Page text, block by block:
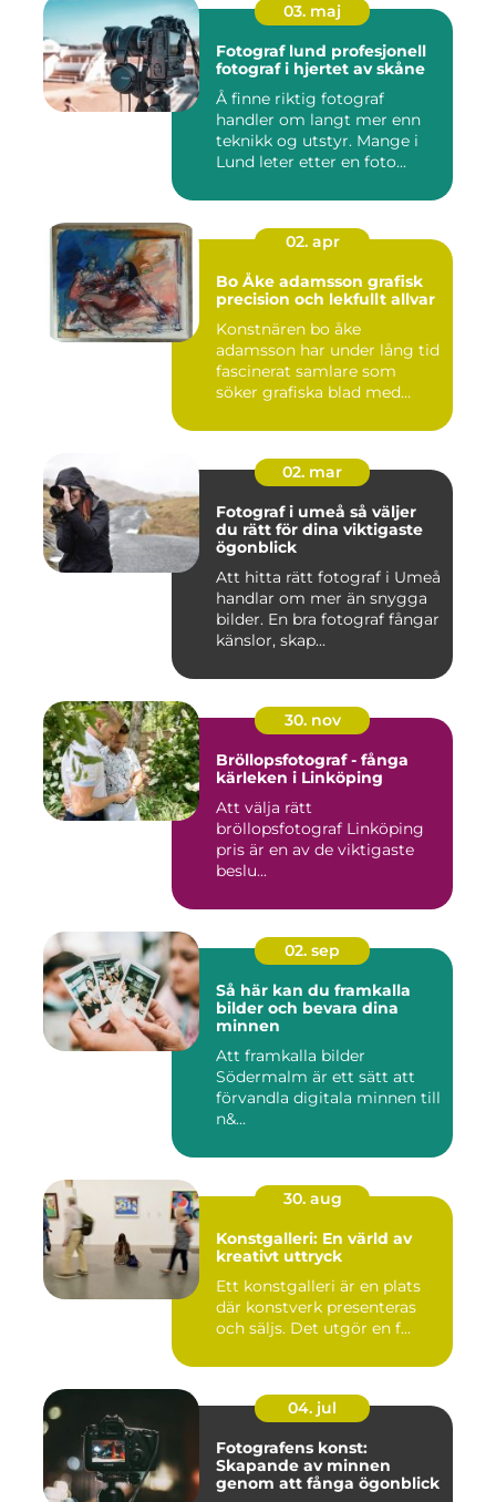
03. maj
Fotograf lund profesjonell
fotograf i hjertet av skåne
Å finne riktig fotograf
handler om langt mer enn
teknikk og utstyr. Mange i
Lund leter etter en foto...
02. apr
Bo Åke adamsson grafisk
precision och lekfullt allvar
Konstnären bo åke
adamsson har under lång tid
fascinerat samlare som
söker grafiska blad med
02. mar
Fotograf i umeå så väljer
du rätt för dina viktigaste
ögonblick
Att hitta rätt fotograf i Umeå
handlar om mer än snygga
bilder. En bra fotograf fångar
känslor, skap...
30. nov
Bröllopsfotograf - fånga
kärleken i Linköping
Att välja rätt
bröllopsfotograf Linköping
pris är en av de viktigaste
beslu...
02. sep
Så här kan du framkalla
bilder och bevara dina
minnen
Att framkalla bilder
Södermalm är ett sätt att
förvandla digitala minnen till
n&...
30. aug
Konstgalleri: En värld av
kreativt uttryck
Ett konstgalleri är en plats
där konstverk presenteras
och säljs. Det utgör en f...
04. jul
Fotografens konst:
Skapande av minnen
genom att fånga ögonblick